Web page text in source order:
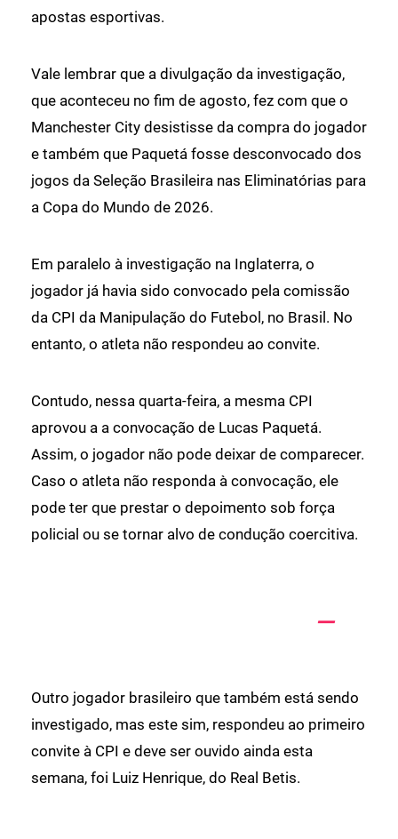
apostas esportivas.
Vale lembrar que a divulgação da investigação,
que aconteceu no fim de agosto, fez com que o
Manchester City desistisse da compra do jogador
e também que Paquetá fosse desconvocado dos
jogos da Seleção Brasileira nas Eliminatórias para
a Copa do Mundo de 2026.
Em paralelo à investigação na Inglaterra, o
jogador já havia sido convocado pela comissão
da CPI da Manipulação do Futebol, no Brasil. No
entanto, o atleta não respondeu ao convite.
Contudo, nessa quarta-feira, a mesma CPI
aprovou a a convocação de Lucas Paquetá.
Assim, o jogador não pode deixar de comparecer.
Caso o atleta não responda à convocação, ele
pode ter que prestar o depoimento sob força
policial ou se tornar alvo de condução coercitiva.
Outro jogador brasileiro que também está sendo
investigado, mas este sim, respondeu ao primeiro
convite à CPI e deve ser ouvido ainda esta
semana, foi Luiz Henrique, do Real Betis.